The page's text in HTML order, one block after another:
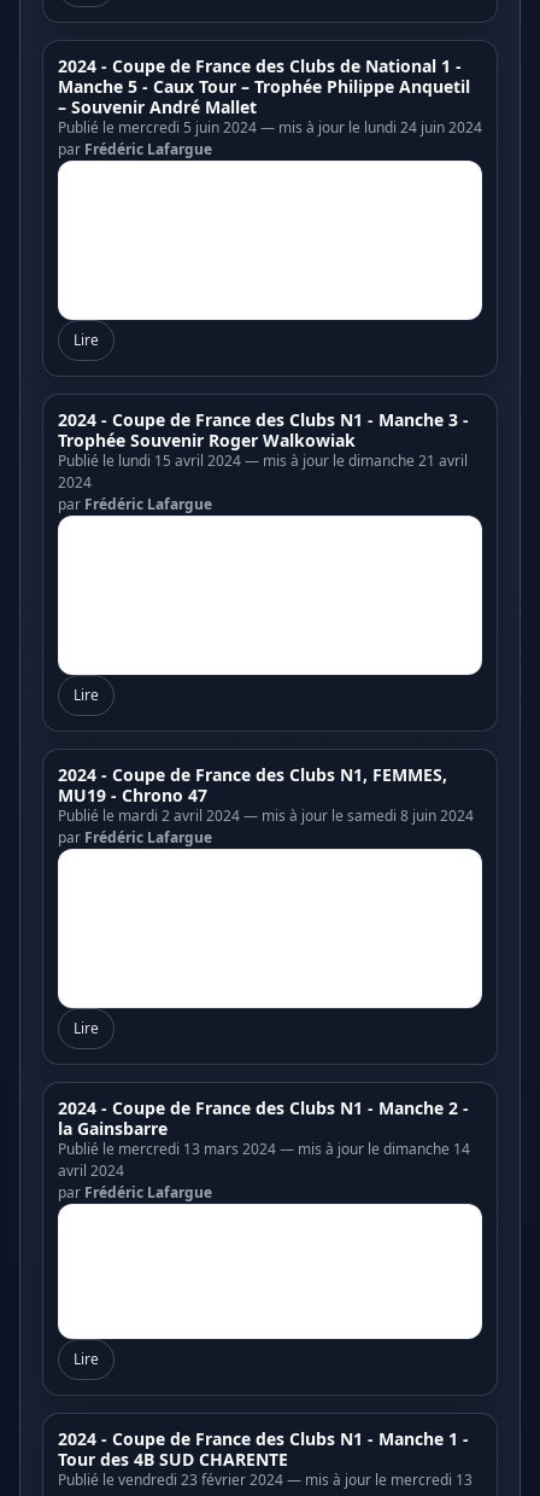
2024 - Coupe de France des Clubs de National 1 -
Manche 5 - Caux Tour – Trophée Philippe Anquetil
– Souvenir André Mallet
Publié le mercredi 5 juin 2024 — mis à jour le lundi 24 juin 2024
par Frédéric Lafargue
Lire
2024 - Coupe de France des Clubs N1 - Manche 3 -
Trophée Souvenir Roger Walkowiak
Publié le lundi 15 avril 2024 — mis à jour le dimanche 21 avril
2024
par Frédéric Lafargue
Lire
2024 - Coupe de France des Clubs N1, FEMMES,
MU19 - Chrono 47
Publié le mardi 2 avril 2024 — mis à jour le samedi 8 juin 2024
par Frédéric Lafargue
Lire
2024 - Coupe de France des Clubs N1 - Manche 2 -
la Gainsbarre
Publié le mercredi 13 mars 2024 — mis à jour le dimanche 14
avril 2024
par Frédéric Lafargue
Lire
2024 - Coupe de France des Clubs N1 - Manche 1 -
Tour des 4B SUD CHARENTE
Publié le vendredi 23 février 2024 — mis à jour le mercredi 13